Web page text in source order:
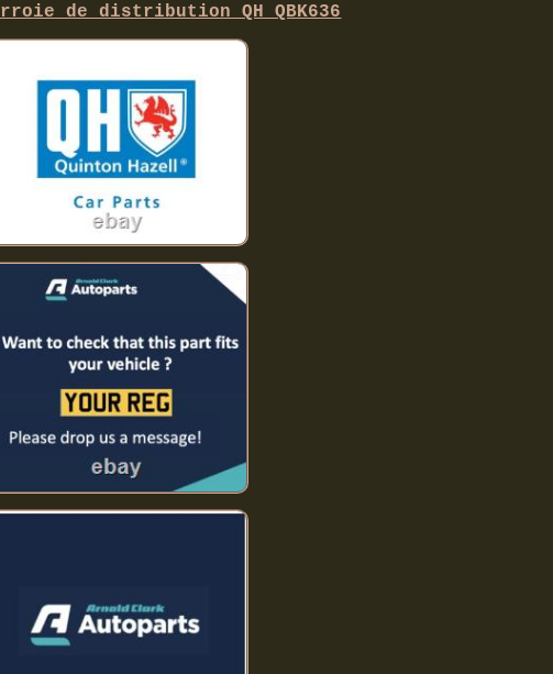
de distribution QH QBK636